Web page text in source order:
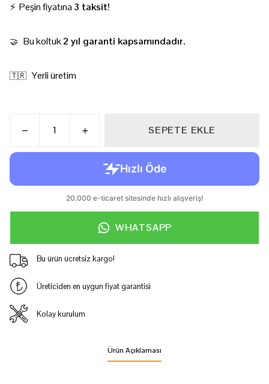
⚡ Peşin fiyatına 3 taksit!
🤝 Bu koltuk2 yıl garanti kapsamındadır.
🇹🇷 Yerli üretim
SEPETE EKLE
WHATSAPP
Bu ürün ücretsiz kargo!
Üreticiden en uygun fiyat garantisi
Kolay kurulum
Ürün Açıklaması